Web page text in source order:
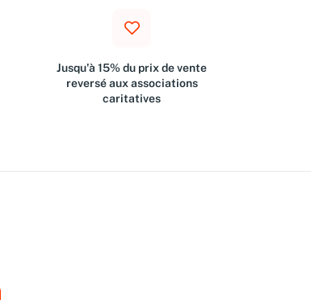
Jusqu'à 15% du prix de vente
reversé aux associations
caritatives